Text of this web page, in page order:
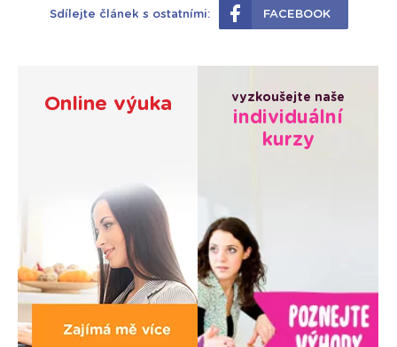
Sdílejte článek s ostatními: FACEBOOK
Online výuka vyzkoušejte naše
individuální
kurzy